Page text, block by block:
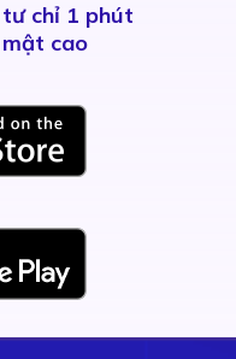
chỉ 1 phút
cao